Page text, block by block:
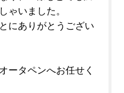
ゃいました。
にありがとうござい
ータペンへお任せく